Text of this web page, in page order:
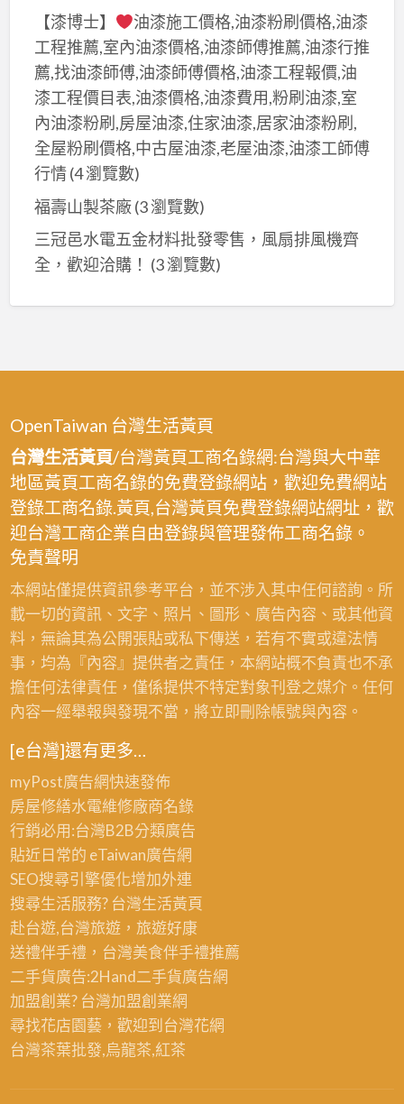
【漆博士】
油漆施工價格,油漆粉刷價格,油漆
工程推薦,室內油漆價格,油漆師傅推薦,油漆行推
薦,找油漆師傅,油漆師傅價格,油漆工程報價,油
漆工程價目表,油漆價格,油漆費用,粉刷油漆,室
內油漆粉刷,房屋油漆,住家油漆,居家油漆粉刷,
全屋粉刷價格,中古屋油漆,老屋油漆,油漆工師傅
行情(4 瀏覽數)
福壽山製茶廠(3 瀏覽數)
三冠邑水電五金材料批發零售，風扇排風機齊
全，歡迎洽購！ (3 瀏覽數)
OpenTaiwan 台灣生活黃頁
台灣生活黃頁/台灣黃頁工商名錄網:台灣與大中華
地區黃頁工商名錄的免費登錄網站，歡迎免費網站
登錄工商名錄.黃頁,台灣黃頁免費登錄網站網址，歡
迎台灣工商企業自由登錄與管理發佈工商名錄。
免責聲明
本網站僅提供資訊參考平台，並不涉入其中任何諮詢。所
載一切的資訊、文字、照片、圖形、廣告內容、或其他資
料，無論其為公開張貼或私下傳送，若有不實或違法情
事，均為『內容』提供者之責任，本網站概不負責也不承
擔任何法律責任，僅係提供不特定對象刊登之媒介。任何
內容一經舉報與發現不當，將立即刪除帳號與內容。
[e台灣]還有更多…
myPost廣告網快速發佈
房屋修繕水電維修廠商名錄
行銷必用:台灣B2B分類廣告
貼近日常的 eTaiwan廣告網
SEO搜尋引擎優化增加外連
搜尋生活服務? 台灣生活黃頁
赴台遊,台灣旅遊，旅遊好康
送禮伴手禮，台灣美食伴手禮推薦
二手貨廣告:2Hand二手貨廣告網
加盟創業? 台灣加盟創業網
尋找花店園藝，歡迎到 台灣花網
台灣茶葉批發,烏龍茶,紅茶